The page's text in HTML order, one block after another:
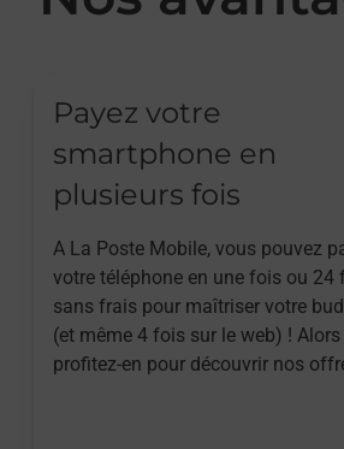
Payez votre
smartphone en
plusieurs fois
A La Poste Mobile, vous pouvez
votre téléphone en une fois ou 24
sans frais pour maîtriser votre
(et même 4 fois sur le web) ! Alors
profitez-en pour découvrir nos